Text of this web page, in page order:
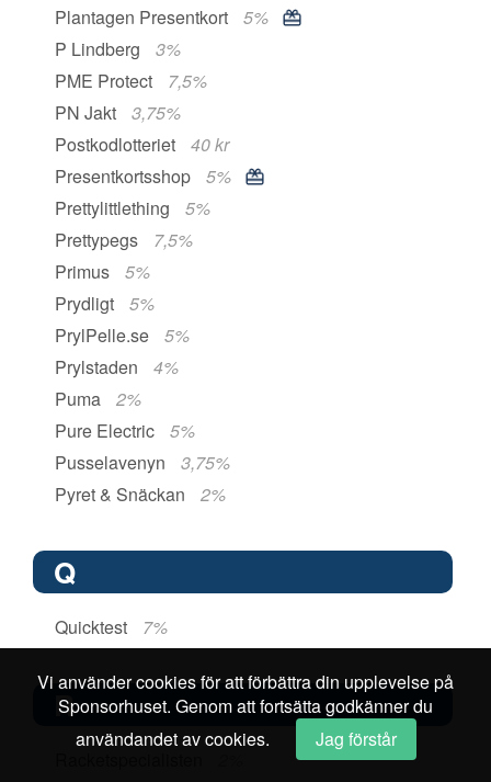
Plantagen Presentkort
5%
P Lindberg
3%
PME Protect
7,5%
PN Jakt
3,75%
Postkodlotteriet
40 kr
Presentkortsshop
5%
Prettylittlething
5%
Prettypegs
7,5%
Primus
5%
Prydligt
5%
PrylPelle.se
5%
Prylstaden
4%
Puma
2%
Pure Electric
5%
Pusselavenyn
3,75%
Pyret & Snäckan
2%
Q
Quicktest 7%
R
Vi använder cookies för att förbättra din upplevelse på
Sponsorhuset. Genom att fortsätta godkänner du
användandet av cookies.
Jag förstår